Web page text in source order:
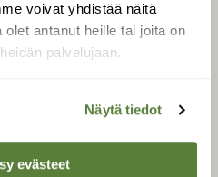
voivat yhdistää näitä
antanut heille tai joita on
palvelujaan.
Näytä tiedot
evästeet
LEHTI
Uusin lehti
Tilaa digilukuoikeus
Tilaa uutiskirje